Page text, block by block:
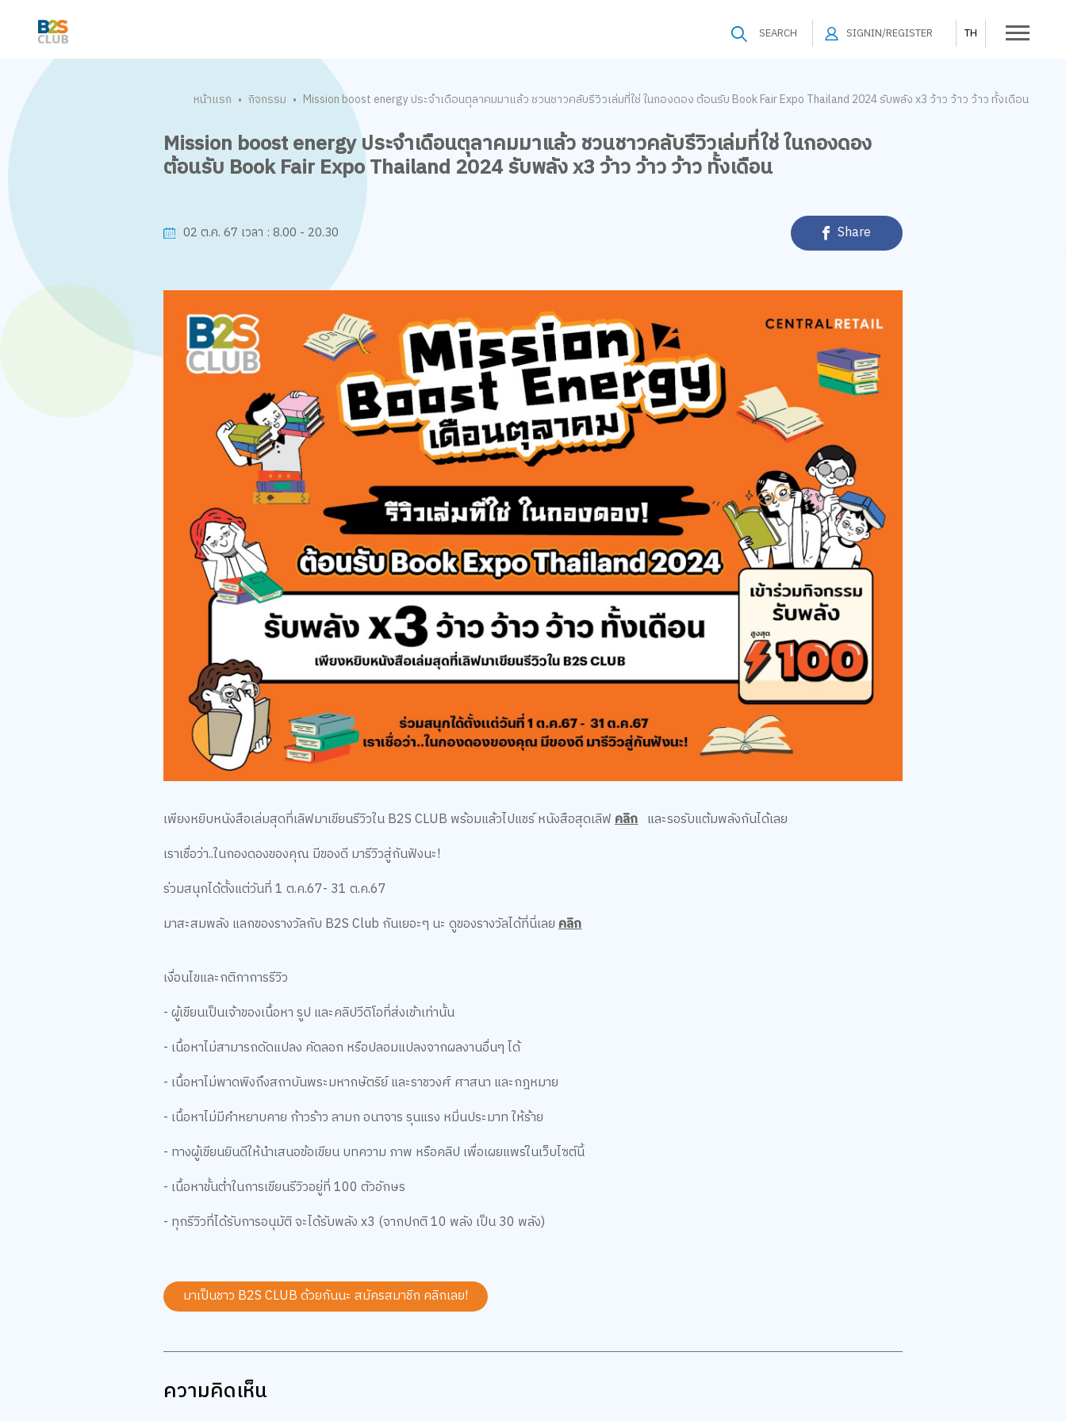
SEARCH SIGNIN/REGISTER TH
หน้าแรก • กิจกรรม • Mission boost energy ประจำเดือนตุลาคมมาแล้ว ชวนชาวคลับรีวิวเล่มที่ใช่ ในกองดอง ต้อนรับ Book Fair Expo Thailand 2024 รับพลัง x3 ว้าว ว้าว ว้าว ทั้งเดือน
Mission boost energy ประจำเดือนตุลาคมมาแล้ว ชวนชาวคลับรีวิวเล่มที่ใช่ ในกองดอง
ต้อนรับ Book Fair Expo Thailand 2024 รับพลัง x3 ว้าว ว้าว ว้าว ทั้งเดือน
02 ต.ค. 67 เวลา : 8.00 - 20.30 Share
เพียงหยิบหนังสือเล่มสุดที่เลิฟมาเขียนรีวิวใน B2S CLUB พร้อมแล้วไปแชร์ หนังสือสุดเลิฟคลิกและรอรับแต้มพลังกันได้เลย
เราเชื่อว่า..ในกองดองของคุณ มีของดี มารีวิวสู่กันฟังนะ!
ร่วมสนุกได้ตั้งแต่วันที่ 1 ต.ค.67- 31 ต.ค.67
มาสะสมพลัง แลกของรางวัลกับ B2S Club กันเยอะๆ นะ ดูของรางวัลได้ที่นี่เลยคลิก
เงื่อนไขและกติกาการรีวิว
- ผู้เขียนเป็นเจ้าของเนื้อหา รูป และคลิปวีดิโอที่ส่งเข้าเท่านั้น
- เนื้อหาไม่สามารถดัดแปลง คัดลอก หรือปลอมแปลงจากผลงานอื่นๆ ได้
- เนื้อหาไม่พาดพิงถึงสถาบันพระมหากษัตริย์ และราชวงศ์ ศาสนา และกฎหมาย
- เนื้อหาไม่มีคำหยาบคาย ก้าวร้าว ลามก อนาจาร รุนแรง หมิ่นประมาท ให้ร้าย
- ทางผู้เขียนยินดีให้นำเสนอข้อเขียน บทความ ภาพ หรือคลิป เพื่อเผยแพร่ในเว็บไซต์นี้
- เนื้อหาขั้นต่ำในการเขียนรีวิวอยู่ที่ 100 ตัวอักษร
- ทุกรีวิวที่ได้รับการอนุมัติ จะได้รับพลัง x3 (จากปกติ 10 พลัง เป็น 30 พลัง)
มาเป็นชาว B2S CLUB ด้วยกันนะ สมัครสมาชิก คลิกเลย!
ความคิดเห็น